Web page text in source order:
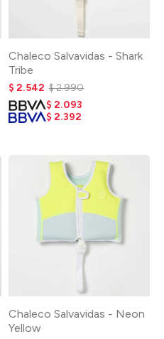
Chaleco Salvavidas - Shark
Tribe
$ 2.542 $2.990
$ 2.093
$ 2.392
Chaleco Salvavidas - Neon
Yellow